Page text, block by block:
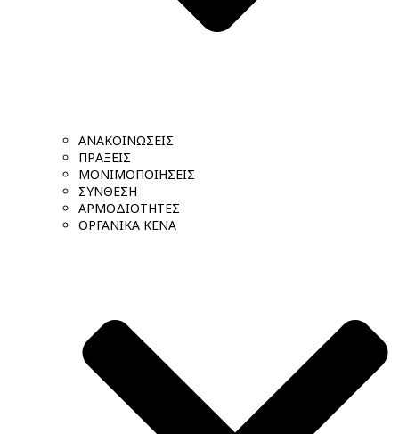
ΑΝΑΚΟΙΝΩΣΕΙΣ
ΠΡΑΞΕΙΣ
ΜΟΝΙΜΟΠΟΙΗΣΕΙΣ
ΣΥΝΘΕΣΗ
ΑΡΜΟΔΙΟΤΗΤΕΣ
ΟΡΓΑΝΙΚΑ ΚΕΝΑ